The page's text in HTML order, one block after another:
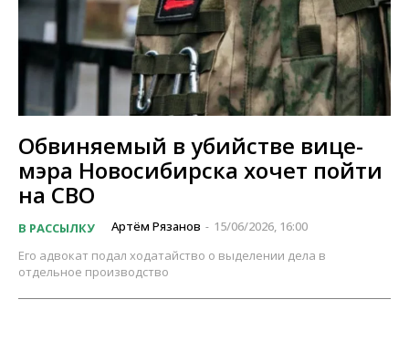
Обвиняемый в убийстве вице-
мэра Новосибирска хочет пойти
на СВО
В РАССЫЛКУ Артём Рязанов - 15/06/2026, 16:00
Его адвокат подал ходатайство о выделении дела в
отдельное производство